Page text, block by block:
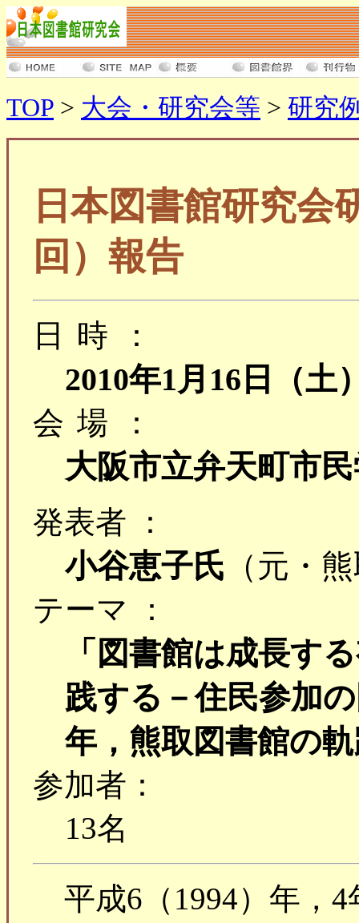
TOP > 大会・研究会等 > 研究
日本図書館研究会
回）報告
日時：
2010年1月16日（土
会場：
大阪市立弁天町市
発表者 ：
小谷恵子氏 （元・
テーマ ：
「図書館は成長す
践する－住民参加
年，熊取図書館の
参加者：
13名
平成6（1994）年，